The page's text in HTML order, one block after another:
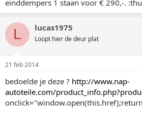
r
einddempers 1 staan voor € 290,-.
L lucas1975
Loopt hier de deur plat
21 feb 2014
bedoelde je deze ? http://www.nap-
autoteile.com/